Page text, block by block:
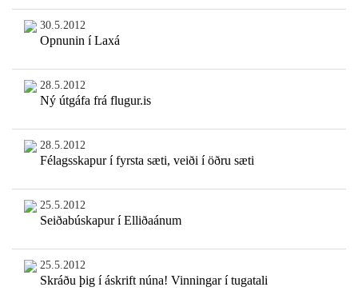
30.5.2012
Opnunin í Laxá
28.5.2012
Ný útgáfa frá flugur.is
28.5.2012
Félagsskapur í fyrsta sæti, veiði í öðru sæti
25.5.2012
Seiðabúskapur í Elliðaánum
25.5.2012
Skráðu þig í áskrift núna! Vinningar í tugatali